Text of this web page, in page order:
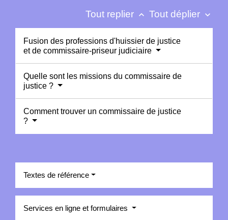
Tout replier keyboard_arrow_up Tout déplier keyboard_arrow_down
Fusion des professions d'huissier de justice
et de commissaire-priseur judiciaire
Quelle sont les missions du commissaire de
justice ?
Comment trouver un commissaire de justice
?
Textes de référence
Services en ligne et formulaires